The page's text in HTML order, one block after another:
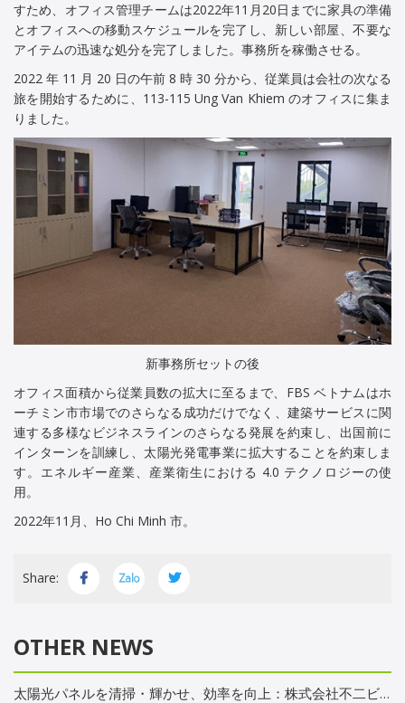
すため、オフィス管理チームは2022年11月20日までに家具の準備
とオフィスへの移動スケジュールを完了し、新しい部屋、不要な
アイテムの迅速な処分を完了しました。事務所を稼働させる。
2022 年 11 月 20 日の午前 8 時 30 分から、従業員は会社の次なる
旅を開始するために、113-115 Ung Van Khiem のオフィスに集ま
りました。
新事務所セットの後
オフィス面積から従業員数の拡大に至るまで、FBS ベトナムはホ
ーチミン市市場でのさらなる成功だけでなく、建築サービスに関
連する多様なビジネスラインのさらなる発展を約束し、出国前に
インターンを訓練し、太陽光発電事業に拡大することを約束しま
す。エネルギー産業、産業衛生における 4.0 テクノロジーの使
用。
2022年11月、Ho Chi Minh 市。
Share:
OTHER NEWS
太陽光パネルを清掃・輝かせ、効率を向上：株式会社不二ビルサービス ホーチミン市の商業施設で定期清掃を実施